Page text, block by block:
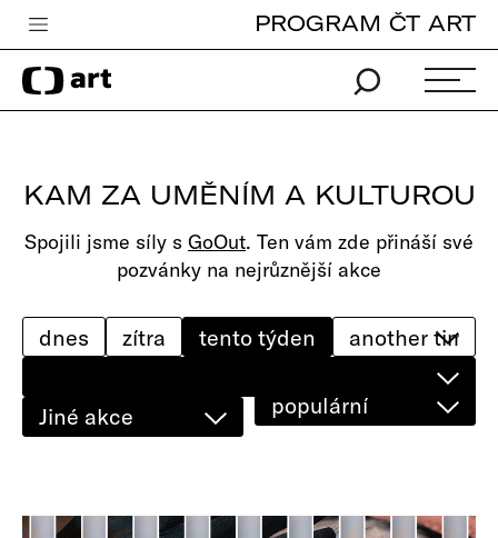
Česká televize
Zpravodajství
iVysílání
TV program
edu
PROGRAM ČT ART
KAM ZA UMĚNÍM A KULTUROU
Spojili jsme síly s GoOut. Ten vám zde přináší své
pozvánky na nejrůznější akce
Jiné akce
dnes zítra tento týden
populární